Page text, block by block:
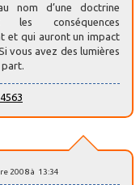
nom d’une doctrine
les conséquences
et qui auront un impact
vous avez des lumières
part.
2008 à 13:34